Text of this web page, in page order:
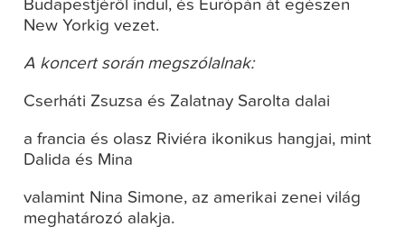
Budapestjéről indul, és Európán át egészen
New Yorkig vezet.
A koncert során megszólalnak:
Cserháti Zsuzsa és Zalatnay Sarolta dalai
a francia és olasz Riviéra ikonikus hangjai, mint
Dalida és Mina
valamint Nina Simone, az amerikai zenei világ
meghatározó alakja.